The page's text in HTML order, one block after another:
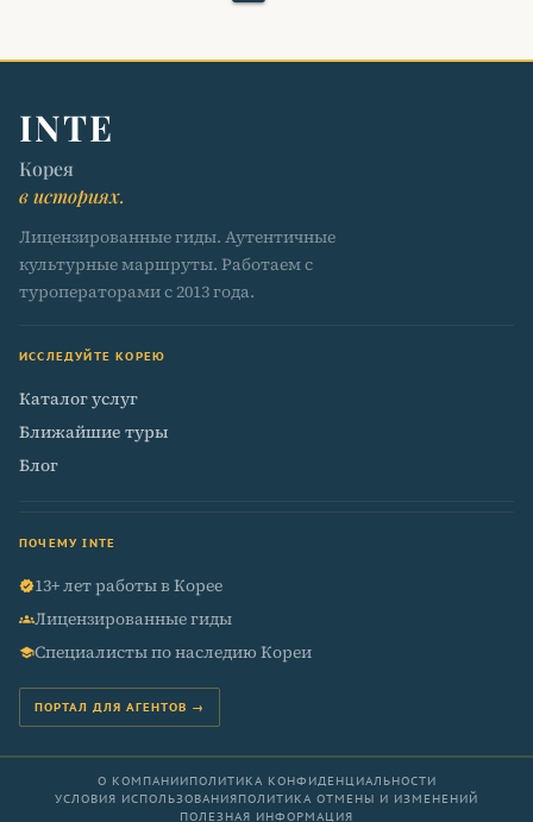
INTE
Корея
в историях.
Лицензированные гиды. Аутентичные
культурные маршруты. Работаем с
туроператорами с 2013 года.
ИССЛЕДУЙТЕ КОРЕЮ
Каталог услуг
Ближайшие туры
Блог
ПОЧЕМУ INTE
verified13+ лет работы в Корее
groupsЛицензированные гиды
schoolСпециалисты по наследию Кореи
ПОРТАЛ ДЛЯ АГЕНТОВ →
О КОМПАНИИПОЛИТИКА КОНФИДЕНЦИАЛЬНОСТИ
УСЛОВИЯ ИСПОЛЬЗОВАНИЯПОЛИТИКА ОТМЕНЫ И ИЗМЕНЕНИЙ
ПОЛЕЗНАЯ ИНФОРМАЦИЯ